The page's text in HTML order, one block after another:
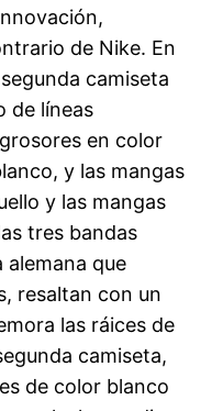
de Nike. En
camiseta
de líneas
en color
y las mangas
y las mangas
tres bandas
que
resaltan con un
las ráices de
camiseta,
de color blanco